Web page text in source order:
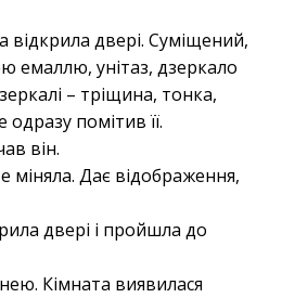
відкрила двері. Суміщений,
емаллю, унітаз, дзеркало
– тріщина, тонка,
помітив її.
він.
міняла. Дає відображення,
двері і пройшла до
Кімната виявилася